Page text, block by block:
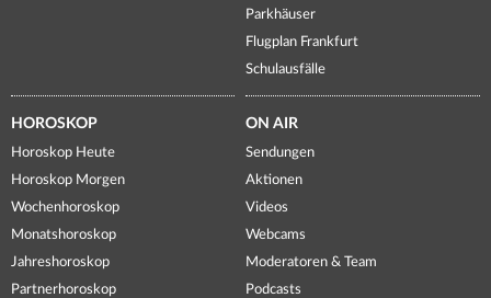
Parkhäuser
Flugplan Frankfurt
Schulausfälle
HOROSKOP
Horoskop Heute
Horoskop Morgen
Wochenhoroskop
Monatshoroskop
Jahreshoroskop
Partnerhoroskop
ON AIR
Sendungen
Aktionen
Videos
Webcams
Moderatoren & Team
Podcasts